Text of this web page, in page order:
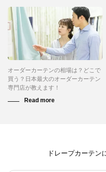
オーダーカーテンの相場は？どこで
買う？日本最大のオーダーカーテン
専門店が教えます！
ドレープカーテン